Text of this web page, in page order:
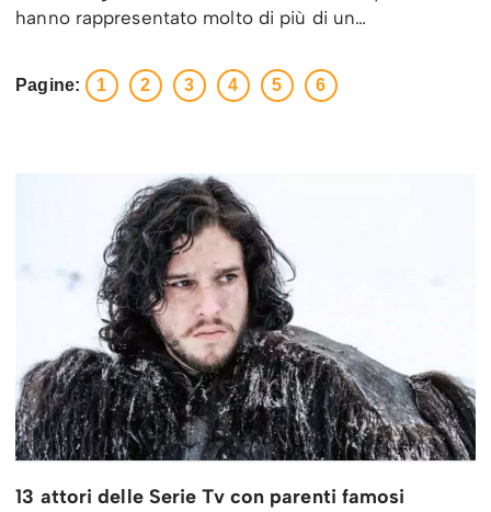
hanno rappresentato molto di più di un…
Pagine: 1 2 3 4 5 6
13 attori delle Serie Tv con parenti famosi